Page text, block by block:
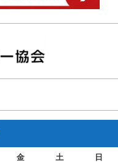
金 土 日